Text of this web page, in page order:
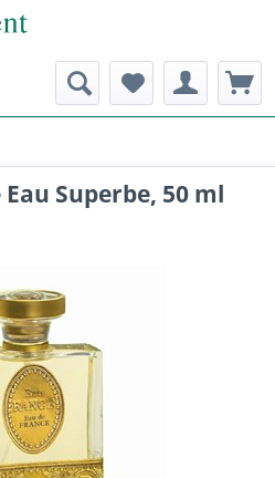
Eau Superbe, 50 ml